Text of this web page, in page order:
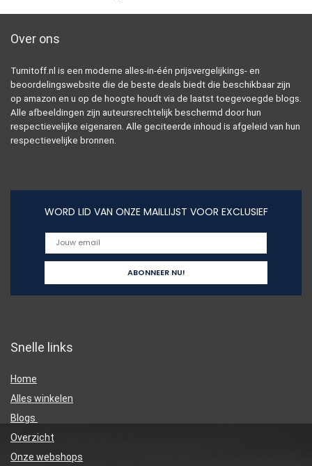
Over ons
Turnitoff.nl is een moderne alles-in-één prijsvergelijkings- en
beoordelingswebsite die de beste deals biedt die beschikbaar zijn
op amazon en u op de hoogte houdt via de laatst toegevoegde blogs.
Alle afbeeldingen zijn auteursrechtelijk beschermd door hun
respectievelijke eigenaren. Alle geciteerde inhoud is afgeleid van hun
respectievelijke bronnen.
WORD LID VAN ONZE MAILLIJST VOOR EXCLUSIEF
Snelle links
Home
Alles winkelen
Blogs
Overzicht
Onze webshops